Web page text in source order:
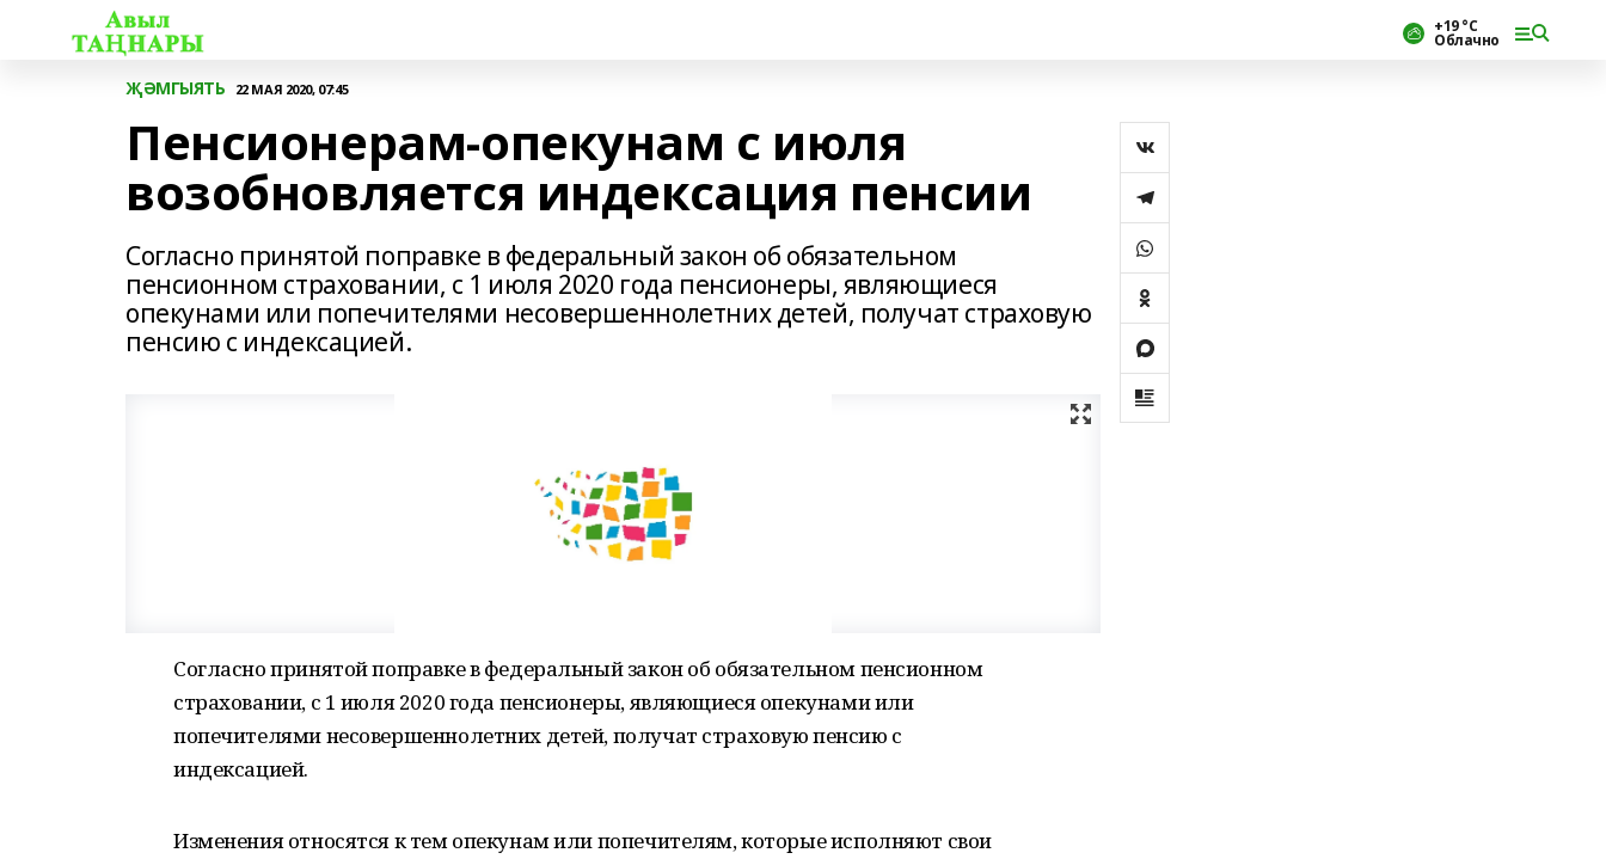
+19 °С
Облачно
ҖӘМГЫЯТЬ 22 МАЯ 2020, 07:45
Пенсионерам-опекунам с июля
возобновляется индексация пенсии
Согласно принятой поправке в федеральный закон об обязательном
пенсионном страховании, с 1 июля 2020 года пенсионеры, являющиеся
опекунами или попечителями несовершеннолетних детей, получат страховую
пенсию с индексацией.
Согласно принятой поправке в федеральный закон об обязательном пенсионном
страховании, с 1 июля 2020 года пенсионеры, являющиеся опекунами или
попечителями несовершеннолетних детей, получат страховую пенсию с
индексацией.
Изменения относятся к тем опекунам или попечителям, которые исполняют свои